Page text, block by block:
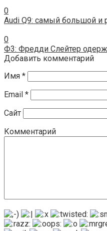
0
Audi Q9: самый большой
0
Ф3: Фредди Слейтер
Добавить комментарий
Имя *
Email *
Сайт
Комментарий